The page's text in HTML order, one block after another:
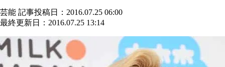
芸能 記事投稿日：2016.07.25 06:00
最終更新日：2016.07.25 13:14